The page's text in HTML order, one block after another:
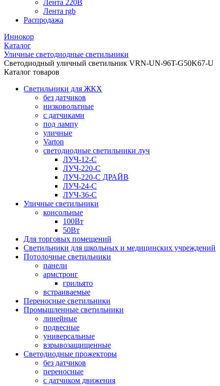
Лента 220В
Лента rgb
Распродажа
Иннокор
Каталог
Уличные светодиодные светильники
Светодиодный уличный светильник VRN-UN-96T-G50K67-U
Каталог товаров
Светильники для ЖКХ
без датчиков
низковольтные
с датчиками
под лампу
уличные
Varton
светодиодные светильники луч
ЛУЧ-12-С
ЛУЧ-220-С
ЛУЧ-220-С ДРАЙВ
ЛУЧ-24-С
ЛУЧ-36-С
Уличные светильники
консольные
100Вт
50Вт
Для торговых помещений
Светильники для школьных и медицинских учреждений
Потолочные светильники
панели
армстронг
грильято
встраиваемые
Переносные светильники
Промышленные светильники
линейные
подвесные
универсальные
взрывозащищенные
Светодиодные прожекторы
без датчиков
переносные
с датчиком движения